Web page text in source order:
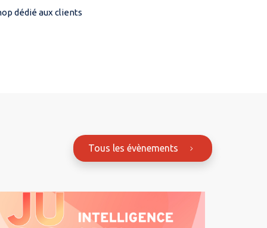
dédié aux clients
Tous les évènements